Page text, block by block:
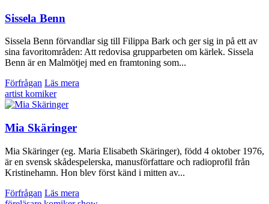
Sissela Benn
Sissela Benn förvandlar sig till Filippa Bark och ger sig in på ett av
sina favoritområden: Att redovisa grupparbeten om kärlek. Sissela
Benn är en Malmötjej med en framtoning som...
Förfrågan Läs mera
artist komiker
Mia Skäringer
Mia Skäringer (eg. Maria Elisabeth Skäringer), född 4 oktober 1976,
är en svensk skådespelerska, manusförfattare och radioprofil från
Kristinehamn. Hon blev först känd i mitten av...
Förfrågan Läs mera